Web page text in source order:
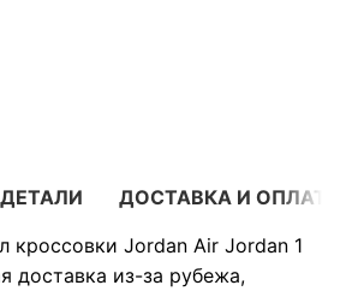
ДЕТАЛИ
ДОСТАВКА И ОПЛАТА
кроссовки Jordan Air Jordan 1
доставка из-за рубежа,